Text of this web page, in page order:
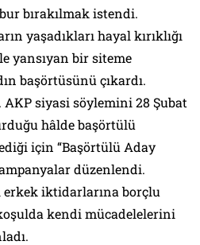
bırakılmak istendi.
yaşadıkları hayal kırıklığı
yansıyan bir siteme
başörtüsünü çıkardı.
siyasi söylemini 28 Şubat
hâlde başörtülü
için “Başörtülü Aday
düzenlendi.
iktidarlarına borçlu
kendi mücadelelerini